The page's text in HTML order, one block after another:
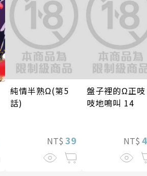
純情半熟Ω(第5
話)
NT$ 39
盤子裡的Ω正吱
吱地鳴叫 14
NT$